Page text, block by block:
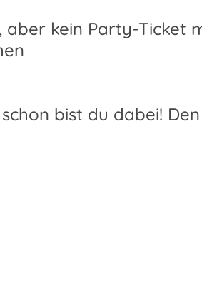
aber kein Party-Ticket
bist du dabei!